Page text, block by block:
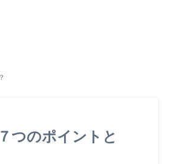
つのポイントと